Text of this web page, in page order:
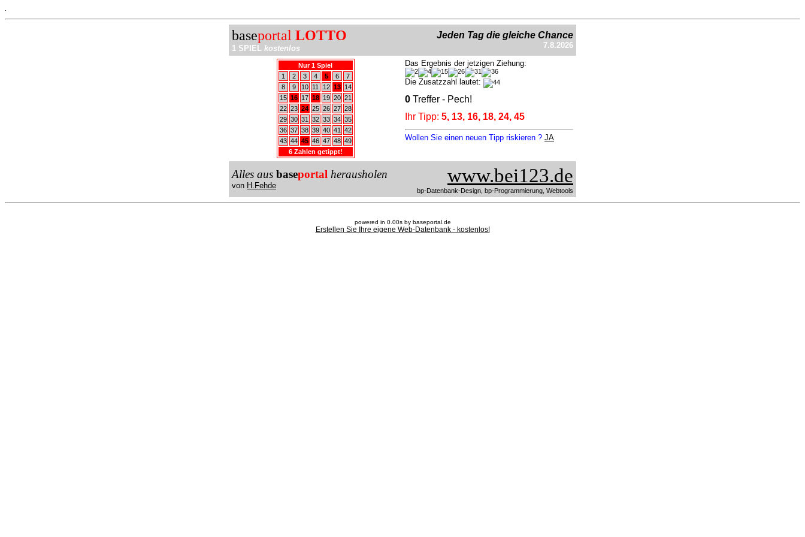
baseportal LOTTO
1 SPIEL kostenlos
Jeden Tag die gleiche Chance
7.8.2026
Nur 1 Spiel
1
2 3 4 5 6
7
8
9 10 11 12 13
14
15 16 17 18 19 20 21
22 23 24 25 26 27 28
29 30 31 32 33 34 35
36 37 38 39 40 41
42
43 44 45 46 47 48 49
6 Zahlen getippt!
Das Ergebnis der jetzigen Ziehung:
Die Zusatzzahl lautet:
0 Treffer - Pech!
Ihr Tipp: 5, 13, 16, 18, 24, 45
Wollen Sie einen neuen Tipp riskieren ? JA
Alles aus baseportal herausholen
von H.Fehde www.bei123.de
bp-Datenbank-Design, bp-Programmierung, Webtools
powered in 0.00s by baseportal.de
Erstellen Sie Ihre eigene Web-Datenbank - kostenlos!